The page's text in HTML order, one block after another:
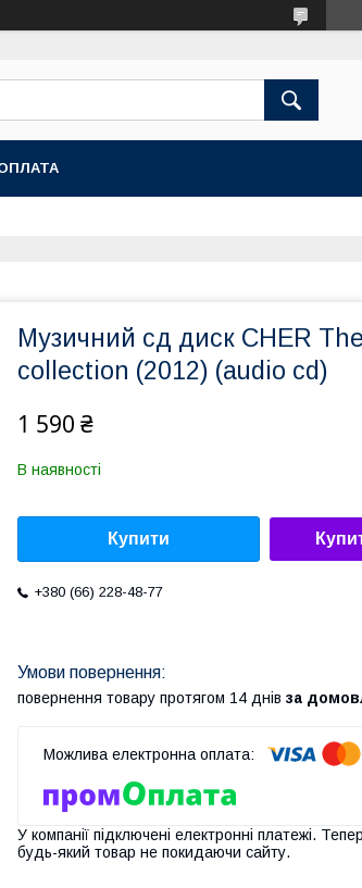
Музичний сд диск CHER
collection (2012) (audio cd)
1 590 ₴
В наявності
Купити
+380 (66) 228-48-77
повернення товару протягом 14 днів за
У компанії підключені електронні платежі.
будь-який товар не покидаючи сайту.